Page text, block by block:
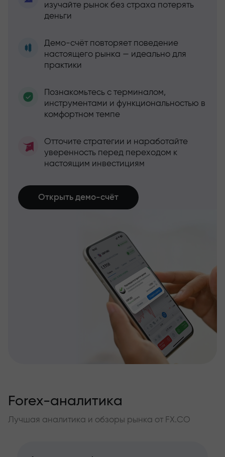
изучайте рынок без страха потерять
деньги
Демо-счёт повторяет поведение
настоящего рынка — идеально для
практики
Познакомьтесь с терминалом,
инструментами и функциональностью в
комфортном темпе
Отточите стратегии и наработайте
уверенность перед переходом к
настоящим инвестициям
Открыть демо-счёт
Forex-аналитика
Лучшая аналитика и обзоры рынка от FX.CO